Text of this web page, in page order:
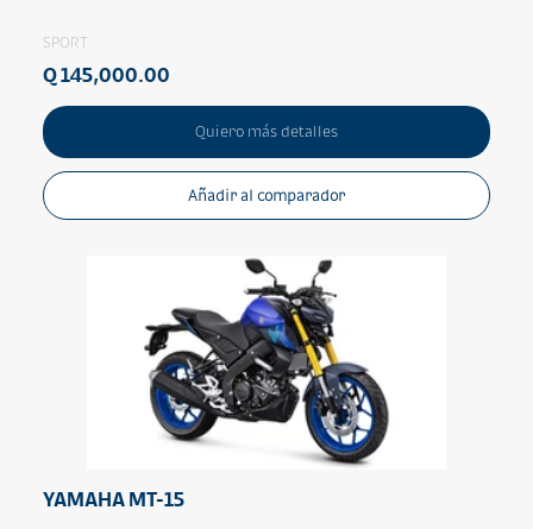
SPORT
Q 145,000.00
Quiero más detalles
Añadir al comparador
YAMAHA MT-15